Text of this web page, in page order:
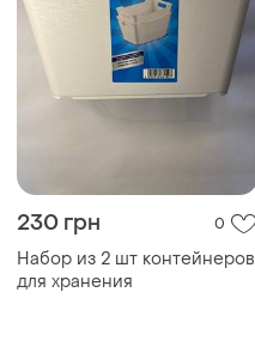
230 грн 0
Набор из 2 шт контейнеров
для хранения